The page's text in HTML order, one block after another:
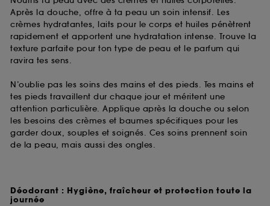
Après la douche, offre à ta peau un soin intensif. Les
crèmes hydratantes, laits pour le corps et huiles pénètrent
rapidement et apportent une hydratation intense. Trouve la
texture parfaite pour ton type de peau et le parfum qui
ravira tes sens.
N’oublie pas les soins des mains et des pieds. Tes mains et
tes pieds travaillent dur chaque jour et méritent une
attention particulière. Applique après la douche ou selon
les besoins des crèmes et baumes spécifiques pour les
garder doux, souples et soignés. Ces soins prennent soin
de la peau, mais aussi des ongles.
Déodorant : Hygiène, fraîcheur et protection toute la
journée